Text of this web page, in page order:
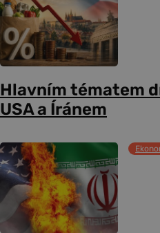
Hlavním tématem
USA a Íránem